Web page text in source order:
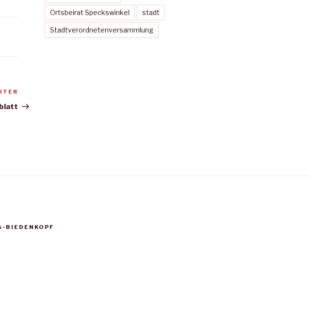
Beitrag
Ortsbeirat Speckswinkel stadt
Stadtverordnetenversammlung
BIEDENKOPF